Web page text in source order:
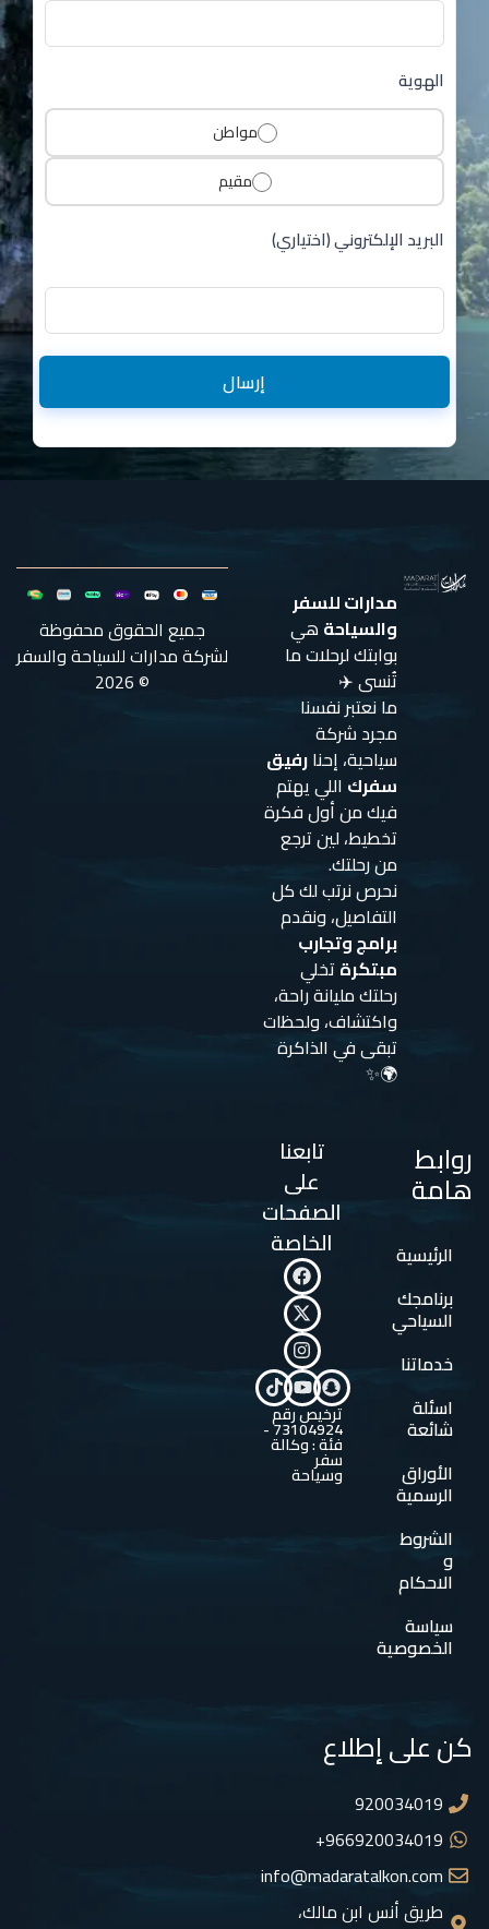
الهوية
مواطن
مقيم
البريد الإلكتروني (اختياري)
إرسال
مدارات للسفر
والسياحة هي
بوابتك لرحلات ما
تُنسى ✈️
ما نعتبر نفسنا
مجرد شركة
سياحية، إحنارفيق
سفرك اللي يهتم
فيك من أول فكرة
تخطيط، لين ترجع
من رحلتك.
نحرص نرتب لك كل
التفاصيل، ونقدم
برامج وتجارب
مبتكرة تخلي
رحلتك مليانة راحة،
واكتشاف، ولحظات
تبقى في الذاكرة
🌍✨
روابط
هامة
الرئيسية
برنامجك
السياحي
خدماتنا
اسئلة
شائعة
الأوراق
الرسمية
الشروط
و
الاحكام
سياسة
الخصوصية
تابعنا
على
الصفحات
الخاصة
ترخيص رقم
73104924 -
فئة : وكالة
سفر
وسياحة
كن على إطلاع
920034019
966920034019+
info@madaratalkon.com
طريق أنس ابن مالك،
جميع الحقوق محفوظة
لشركة مدارات للسياحة والسفر
© 2026